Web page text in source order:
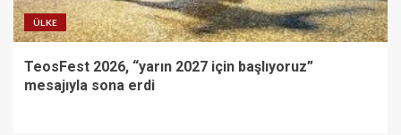
ÜLKE
TeosFest 2026, “yarın 2027 için başlıyoruz”
mesajıyla sona erdi